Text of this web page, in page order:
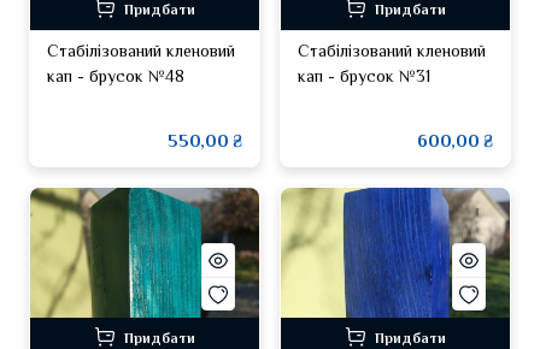
Придбати
Стабілізований кленовий
кап - брусок №48
550,00 ₴
Придбати
Стабілізований кленовий
кап - брусок №31
600,00 ₴
Придбати Придбати